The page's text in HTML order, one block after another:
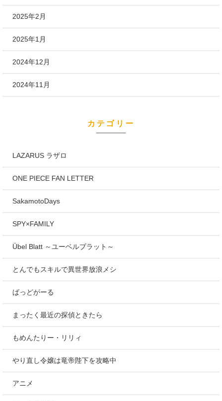
2025年2月
2025年1月
2024年12月
2024年11月
カテゴリー
LAZARUS ラザロ
ONE PIECE FAN LETTER
SakamotoDays
SPY×FAMILY
Übel Blatt ～ユーベルブラット～
とんでもスキルで異世界放浪メシ
ばっどがーる
まったく最近の探偵ときたら
もめんたりー・リリィ
やり直し令嬢は竜帝陛下を攻略中
アニメ